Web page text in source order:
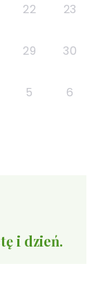
22 23
29 30
5 6
i dzień.